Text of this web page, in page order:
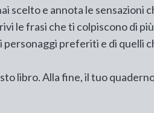
scelto e annota le sensazioni
le frasi che ti colpiscono di
preferiti e di quelli
libro. Alla fine, il tuo